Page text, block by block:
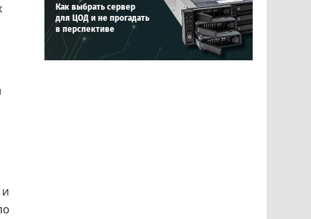
Как выбрать сервер
для ЦОД и не прогадать
в перспективе